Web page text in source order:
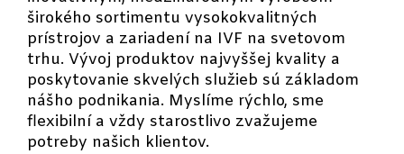
širokého sortimentu vysokokvalitných
prístrojov a zariadení na IVF na svetovom
trhu. Vývoj produktov najvyššej kvality a
poskytovanie skvelých služieb sú základom
nášho podnikania. Myslíme rýchlo, sme
flexibilní a vždy starostlivo zvažujeme
potreby našich klientov.